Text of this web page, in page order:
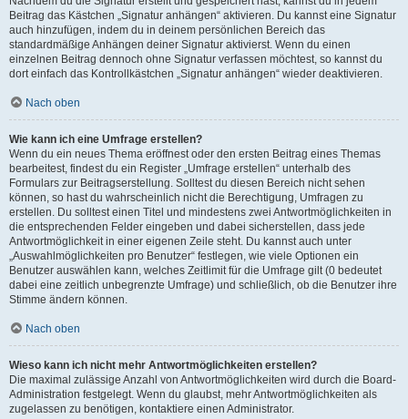
Beitrag das Kästchen „Signatur anhängen“ aktivieren. Du kannst eine Signatur
auch hinzufügen, indem du in deinem persönlichen Bereich das
standardmäßige Anhängen deiner Signatur aktivierst. Wenn du einen
einzelnen Beitrag dennoch ohne Signatur verfassen möchtest, so kannst du
dort einfach das Kontrollkästchen „Signatur anhängen“ wieder deaktivieren.
Nach oben
Wie kann ich eine Umfrage erstellen?
Wenn du ein neues Thema eröffnest oder den ersten Beitrag eines Themas
bearbeitest, findest du ein Register „Umfrage erstellen“ unterhalb des
Formulars zur Beitragserstellung. Solltest du diesen Bereich nicht sehen
können, so hast du wahrscheinlich nicht die Berechtigung, Umfragen zu
erstellen. Du solltest einen Titel und mindestens zwei Antwortmöglichkeiten in
die entsprechenden Felder eingeben und dabei sicherstellen, dass jede
Antwortmöglichkeit in einer eigenen Zeile steht. Du kannst auch unter
„Auswahlmöglichkeiten pro Benutzer“ festlegen, wie viele Optionen ein
Benutzer auswählen kann, welches Zeitlimit für die Umfrage gilt (0 bedeutet
dabei eine zeitlich unbegrenzte Umfrage) und schließlich, ob die Benutzer ihre
Stimme ändern können.
Nach oben
Wieso kann ich nicht mehr Antwortmöglichkeiten erstellen?
Die maximal zulässige Anzahl von Antwortmöglichkeiten wird durch die Board-
Administration festgelegt. Wenn du glaubst, mehr Antwortmöglichkeiten als
zugelassen zu benötigen, kontaktiere einen Administrator.